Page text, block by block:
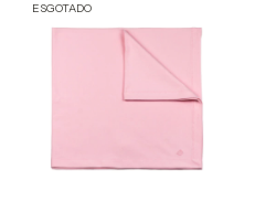
ESGOTADO